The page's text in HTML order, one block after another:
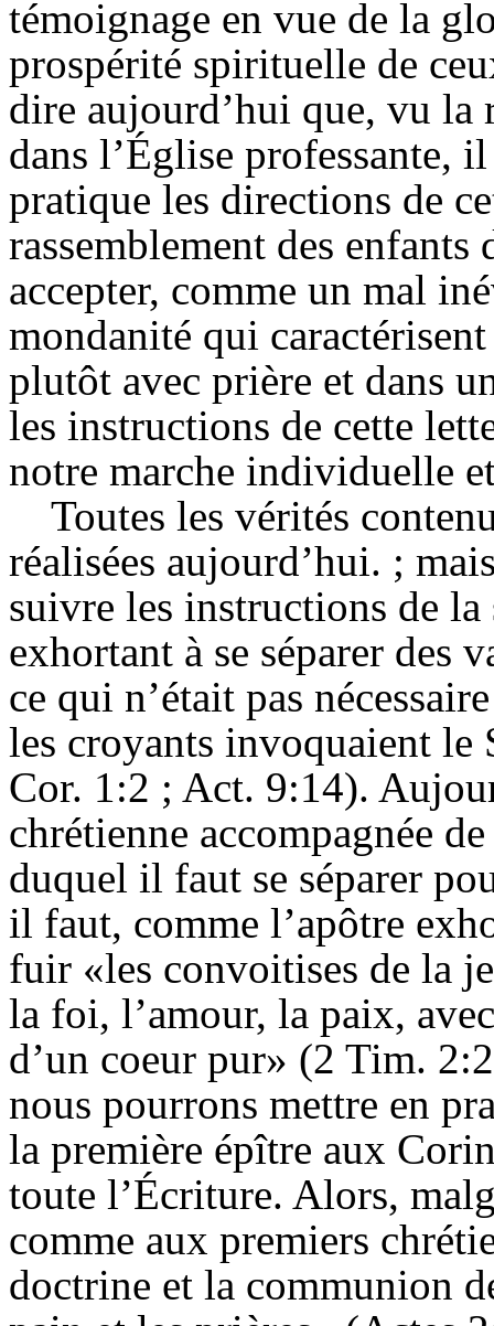
témoignage en vue de la
prospérité spirituelle de
dire aujourd’hui que, vu
dans l’Église professante,
pratique les directions de
rassemblement des
accepter, comme un mal
mondanité qui
plutôt avec prière et dans
les instructions de cette
notre marche individuelle
Toutes les vérités
réalisées aujourd’hui. ;
suivre les instructions de
exhortant à se séparer des
ce qui n’était pas
les croyants invoquaient le
Cor. 1:2 ; Act. 9:14).
chrétienne accompagnée
duquel il faut se séparer
il faut, comme l’apôtre
fuir «les convoitises de la
la foi, l’amour, la paix,
d’un coeur pur» (2 Tim.
nous pourrons mettre en
la première épître aux
toute l’Écriture. Alors,
comme aux premiers
doctrine et la communion